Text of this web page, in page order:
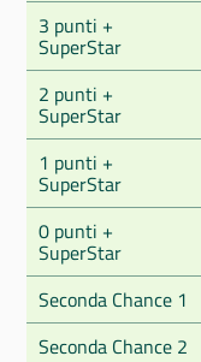
3 punti +
SuperStar
2 punti +
SuperStar
1 punti +
SuperStar
0 punti +
SuperStar
Seconda Chance 1
Seconda Chance 2